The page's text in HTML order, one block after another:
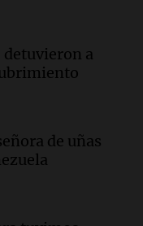
en la
propuesta
la población
detuvieron a
de uñas